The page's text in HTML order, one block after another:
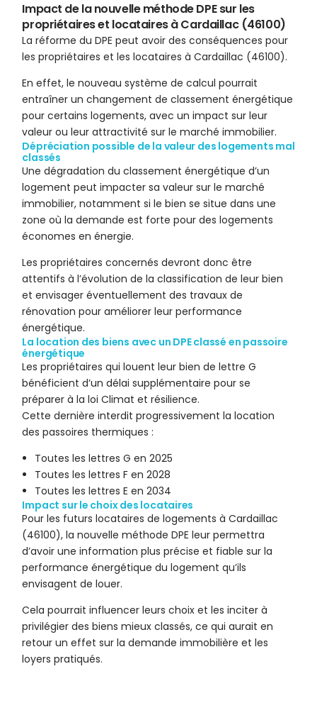
Impact de la nouvelle méthode DPE sur les
propriétaires et locataires à Cardaillac (46100)
La réforme du DPE peut avoir des conséquences pour
les propriétaires et les locataires à Cardaillac (46100).
En effet, le nouveau système de calcul pourrait
entraîner un changement de classement énergétique
pour certains logements, avec un impact sur leur
valeur ou leur attractivité sur le marché immobilier.
Dépréciation possible de la valeur des logements mal
classés
Une dégradation du classement énergétique d’un
logement peut impacter sa valeur sur le marché
immobilier, notamment si le bien se situe dans une
zone où la demande est forte pour des logements
économes en énergie.
Les propriétaires concernés devront donc être
attentifs à l’évolution de la classification de leur bien
et envisager éventuellement des travaux de
rénovation pour améliorer leur performance
énergétique.
La location des biens avec un DPE classé en passoire
énergétique
Les propriétaires qui louent leur bien de lettre G
bénéficient d’un délai supplémentaire pour se
préparer à la loi Climat et résilience.
Cette dernière interdit progressivement la location
des passoires thermiques :
Toutes les lettres G en 2025
Toutes les lettres F en 2028
Toutes les lettres E en 2034
Impact sur le choix des locataires
Pour les futurs locataires de logements à Cardaillac
(46100), la nouvelle méthode DPE leur permettra
d’avoir une information plus précise et fiable sur la
performance énergétique du logement qu’ils
envisagent de louer.
Cela pourrait influencer leurs choix et les inciter à
privilégier des biens mieux classés, ce qui aurait en
retour un effet sur la demande immobilière et les
loyers pratiqués.